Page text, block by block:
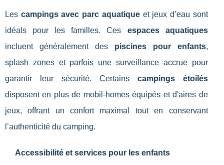
Les campings avec parc aquatiqueet jeux d’eau sont
idéals pour les familles. Ces espaces aquatiques
incluent généralement des piscines pour enfants,
splash zones et parfois une surveillance accrue pour
garantir leur sécurité. Certains campings étoilés
disposent en plus de mobil-homes équipés et d'aires de
jeux, offrant un confort maximal tout en conservant
l’authenticité du camping.
Accessibilité et services pour les enfants